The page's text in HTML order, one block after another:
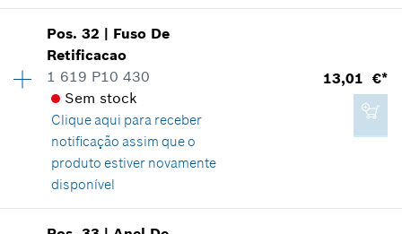
1,73 €*
*Recomendação de preço não vinculativa do
fabricante incluindo IVA
Adicionar ao carrinho das compras
Disponibilidade 1
Grupo de preço
Informações de peças sobressalentes
Comprovante de aplicação
Indicar na apresentação
Pos.32 | Fuso De
Retificacao
1 619 P10 430
Sem stock
Clique aqui para receber
notificação assim que o
produto estiver novamente
disponível
13,01 €*